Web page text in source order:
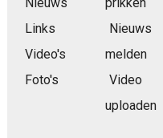
Links
Video's
Foto's
Nieuws
melden
Video
uploaden